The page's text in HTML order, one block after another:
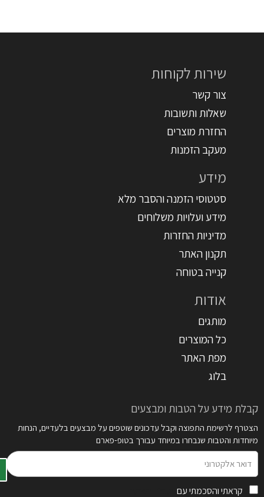
שירות לקוחות
צור קשר
שאלות ותשובות
החזרת מוצרים
מעקב הזמנות
מידע
סטטוסי הזמנה והסבר מלא
מידע ועלויות משלוחים
מדיניות החזרות
תקנון האתר
קנייה בטוחה
אודות
מותגים
כל המוצרים
מפת האתר
בלוג
קבלת מידע על הטבות ומבצעים
הצטרף לרשימת התפוצה וקבל עדכונים שוטפים על מבצעים בלעדיים, הנחות
מיוחדות והטבות שנבחרו במיוחד עבורך בטופ-פארם
אלקטרוני
קראתי והסכמתי עם